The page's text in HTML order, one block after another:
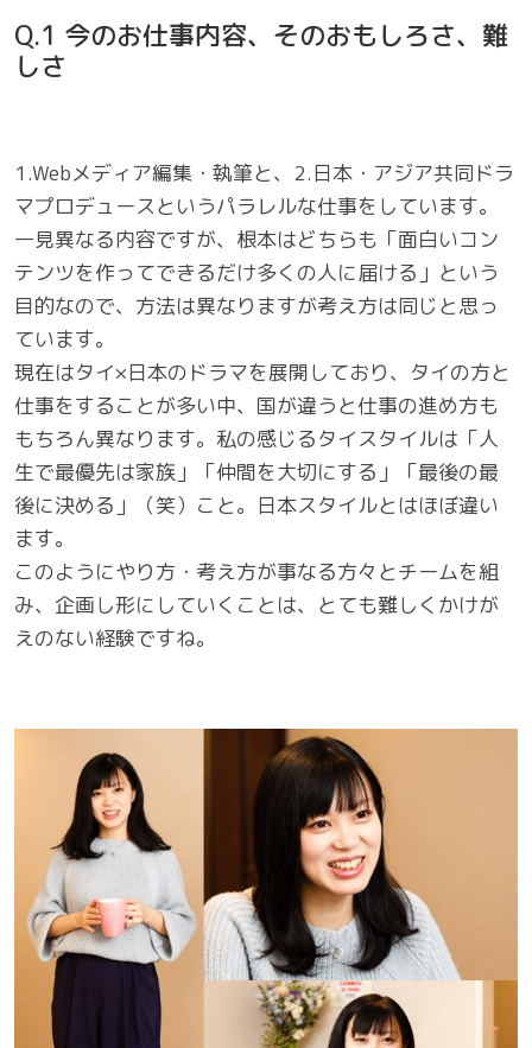
Q.1 今のお仕事内容、そのおもしろさ、難
しさ
1.Webメディア編集・執筆と、2.日本・アジア共同ドラ
マプロデュースというパラレルな仕事をしています。
一見異なる内容ですが、根本はどちらも「面白いコン
テンツを作ってできるだけ多くの人に届ける」という
目的なので、方法は異なりますが考え方は同じと思っ
ています。
現在はタイ×日本のドラマを展開しており、タイの方と
仕事をすることが多い中、国が違うと仕事の進め方も
もちろん異なります。私の感じるタイスタイルは「人
生で最優先は家族」「仲間を大切にする」「最後の最
後に決める」（笑）こと。日本スタイルとはほぼ違い
ます。
このようにやり方・考え方が事なる方々とチームを組
み、企画し形にしていくことは、とても難しくかけが
えのない経験ですね。